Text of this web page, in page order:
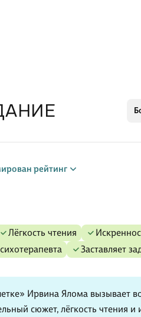
рейтинг
лёгкость чтения
заставляет
Ирвина Ялома вызывает
сюжет, лёгкость чтения